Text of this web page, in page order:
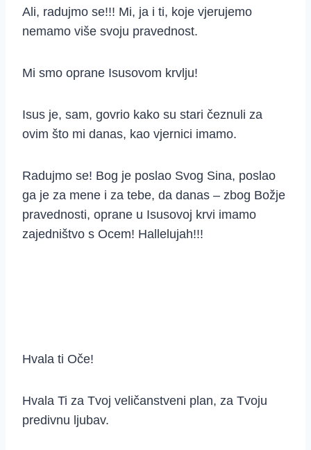
Ali, radujmo se!!! Mi, ja i ti, koje vjerujemo
nemamo više svoju pravednost.
Mi smo oprane Isusovom krvlju!
Isus je, sam, govrio kako su stari čeznuli za
ovim što mi danas, kao vjernici imamo.
Radujmo se! Bog je poslao Svog Sina, poslao
ga je za mene i za tebe, da danas – zbog Božje
pravednosti, oprane u Isusovoj krvi imamo
zajedništvo s Ocem! Hallelujah!!!
Hvala ti Oče!
Hvala Ti za Tvoj veličanstveni plan, za Tvoju
predivnu ljubav.